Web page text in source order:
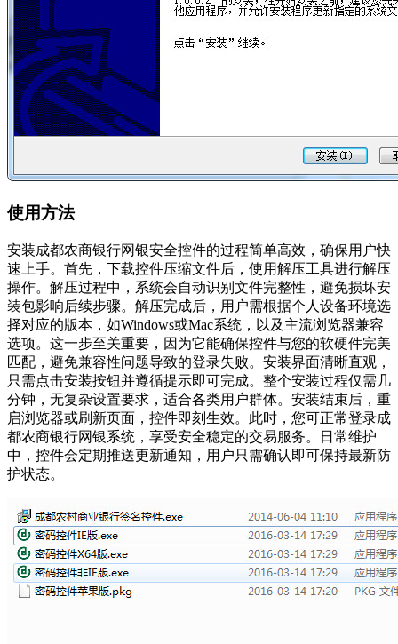
使用方法
安装成都农商银行网银安全控件的过程简单高效，确保用户快
速上手。首先，下载控件压缩文件后，使用解压工具进行解压
操作。解压过程中，系统会自动识别文件完整性，避免损坏安
装包影响后续步骤。解压完成后，用户需根据个人设备环境选
择对应的版本，如Windows或Mac系统，以及主流浏览器兼容
选项。这一步至关重要，因为它能确保控件与您的软硬件完美
匹配，避免兼容性问题导致的登录失败。安装界面清晰直观，
只需点击安装按钮并遵循提示即可完成。整个安装过程仅需几
分钟，无复杂设置要求，适合各类用户群体。安装结束后，重
启浏览器或刷新页面，控件即刻生效。此时，您可正常登录成
都农商银行网银系统，享受安全稳定的交易服务。日常维护
中，控件会定期推送更新通知，用户只需确认即可保持最新防
护状态。